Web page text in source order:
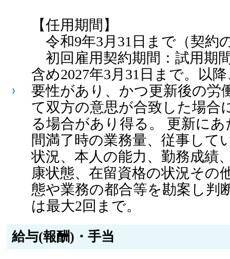
【任用期間】
令和9年3月31日まで（契約
初回雇用契約期間：試用期
含め2027年3月31日まで。以
要性があり、かつ更新後の労
て双方の意思が合致した場合
る場合があり得る。 更新に
間満了時の業務量、従事して
状況、本人の能力、勤務成績
康状態、在留資格の状況その
態や業務の都合等を勘案し判
は最大2回まで。
給与(報酬)・手当